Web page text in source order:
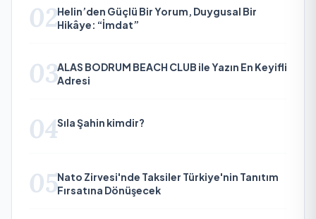
02Helin’den Güçlü Bir Yorum, Duygusal Bir
Hikâye: “İmdat”
03ALAS BODRUM BEACH CLUB ile Yazın En Keyifli
Adresi
04Sıla Şahin kimdir?
05Nato Zirvesi'nde Taksiler Türkiye'nin Tanıtım
Fırsatına Dönüşecek